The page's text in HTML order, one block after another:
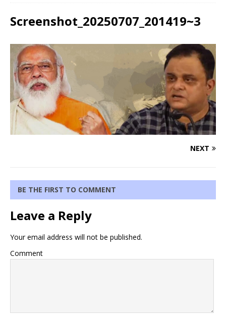
Screenshot_20250707_201419~3
NEXT
BE THE FIRST TO COMMENT
Leave a Reply
Your email address will not be published.
Comment